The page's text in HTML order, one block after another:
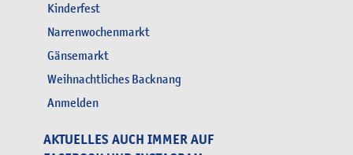
Kinderfest
Narrenwochenmarkt
Gänsemarkt
Weihnachtliches Backnang
Anmelden
AKTUELLES AUCH IMMER AUF